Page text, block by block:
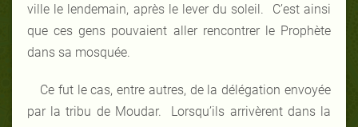
ville le lendemain, après le lever du soleil. C’est ainsi
que ces gens pouvaient aller rencontrer le Prophète
dans sa mosquée.
Ce fut le cas, entre autres, de la délégation envoyée
par la tribu de Moudar. Lorsqu’ils arrivèrent dans la